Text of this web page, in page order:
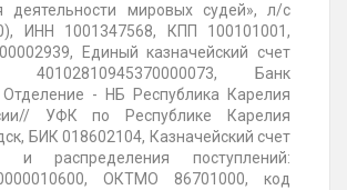
деятельности мировых судей», л/с
ИНН 1001347568, КПП 100101001,
Единый казначейский счет
40102810945370000073, Банк
Отделение - НБ Республика Карелия
УФК по Республике Карелия
БИК 018602104, Казначейский счет
распределения поступлений:
ОКТМО 86701000, код